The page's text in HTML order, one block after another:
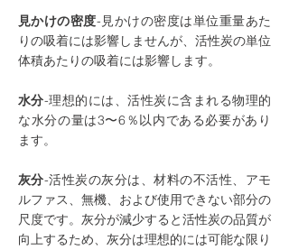
見かけの密度-見かけの密度は単位重量あた
りの吸着には影響しませんが、活性炭の単位
体積あたりの吸着には影響します。
水分-理想的には、活性炭に含まれる物理的
な水分の量は3〜6％以内である必要があり
ます。
灰分-活性炭の灰分は、材料の不活性、アモ
ルファス、無機、および使用できない部分の
尺度です。灰分が減少すると活性炭の品質が
向上するため、灰分は理想的には可能な限り